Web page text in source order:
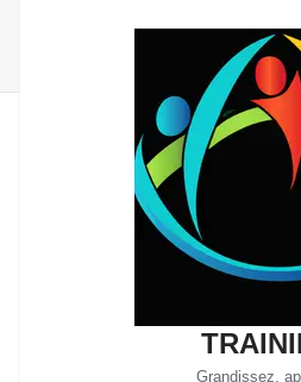
Grandissez,
Ressources
25 février 2025